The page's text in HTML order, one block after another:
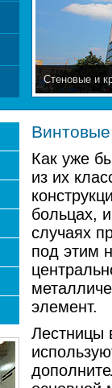
Стеновые и
Как уже
из их
больцах,
случаях
под этим
элемент.
Лестницы